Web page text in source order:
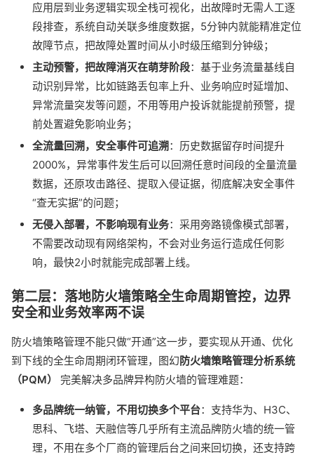
应用层到业务逻辑实现全栈可视化，出故障时无需人工逐
段排查，系统自动关联多维度数据，5分钟内就能精准定位
故障节点，把故障处置时间从小时级压缩到分钟级；
主动预警，把故障消灭在萌芽阶段：基于业务流量基线自
动识别异常，比如链路丢包率上升、业务响应时延增加、
异常流量突发等问题，不用等用户投诉就能提前预警，提
前处置避免影响业务；
全流量回溯，安全事件可追溯：历史数据留存时间提升
2000%，异常事件发生后可以回溯任意时间段的全量流量
数据，还原攻击路径、提取入侵证据，彻底解决安全事件
“查无实据”的问题；
无侵入部署，不影响现有业务：采用旁路镜像模式部署，
不需要改动现有网络架构，不会对业务运行造成任何影
响，最快2小时就能完成部署上线。
第二层：落地防火墙策略全生命周期管控，边界
安全和业务效率两不误
防火墙策略管理不能只做“开通”这一步，要实现从开通、优化
到下线的全生命周期闭环管理，图幻防火墙策略管理分析系统
（PQM）
完美解决多品牌异构防火墙的管理难题：
多品牌统一纳管，不用切换多个平台：支持华为、H3C、
思科、飞塔、天融信等几乎所有主流品牌防火墙的统一管
理，不用在多个厂商的管理后台之间来回切换，还支持跨